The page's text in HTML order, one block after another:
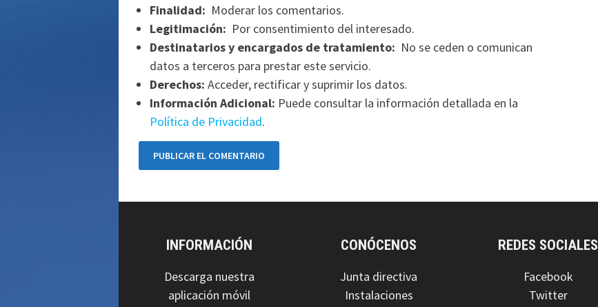
Finalidad: Moderar los comentarios.
Legitimación: Por consentimiento del interesado.
Destinatarios y encargados de tratamiento: No se ceden o comunican
datos a terceros para prestar este servicio.
Derechos: Acceder, rectificar y suprimir los datos.
Información Adicional: Puede consultar la información detallada en la
Política de Privacidad.
INFORMACIÓN
Descarga nuestra
aplicación móvil
CONÓCENOS
Junta directiva
Instalaciones
REDES SOCIALES
Facebook
Twitter